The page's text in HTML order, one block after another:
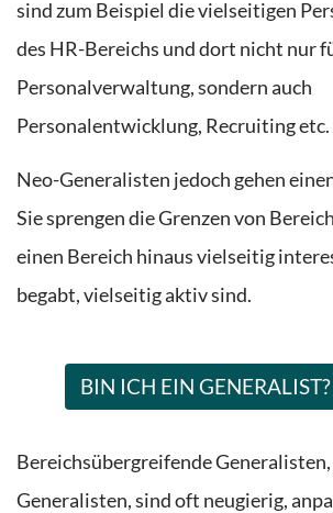
sind zum Beispiel die vielseitigen
des HR-Bereichs und dort nicht nur
Personalverwaltung, sondern auch
Personalentwicklung, Recruiting etc.
Neo-Generalisten jedoch gehen
Sie sprengen die Grenzen von
einen Bereich hinaus vielseitig
begabt, vielseitig aktiv sind.
BIN ICH EIN
Bereichsübergreifende
Generalisten, sind oft neugierig,